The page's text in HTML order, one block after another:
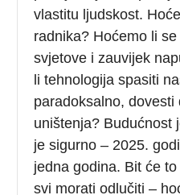
vlastitu ljudskost.
radnika? Hoćemo li
svjetove i zauvijek
li tehnologija spasiti
paradoksalno, dovesti
uništenja? Budućnost
je sigurno – 2025.
jedna godina. Bit će
svi morati odlučiti –